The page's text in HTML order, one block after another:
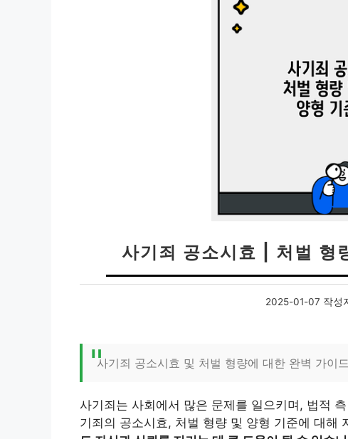
사기죄 공소시효 | 처벌 형
2025-01-07 작성
사기죄 공소시효 및 처벌 형량에 대한 완벽 가이드
사기죄는 사회에서 많은 문제를 일으키며, 법적
기죄의 공소시효, 처벌 형량 및 양형 기준에 대해